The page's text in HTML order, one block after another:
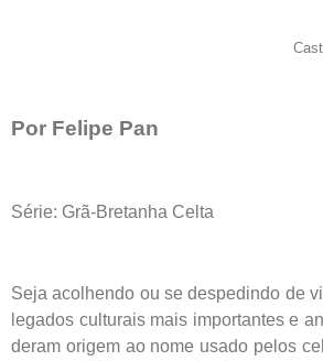
Por Felipe Pan
Série: Grã-Bretanha Celta
Seja acolhendo ou se despedindo de
legados culturais mais importantes e
deram origem ao nome usado pelos